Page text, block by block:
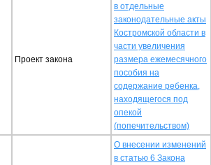
Проект закона
в отдельные
законодательные акты
Костромской области в
части увеличения
размера ежемесячного
пособия на
содержание ребенка,
находящегося под
опекой
(попечительством)
О внесении изменений
в статью 6 Закона